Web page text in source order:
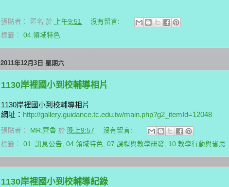
張貼者： 匿名 於 上午9:51
沒有留言:
標籤： 04.領域特色
2011年12月3日 星期六
1130岸裡國小到校輔導相片
1130岸裡國小到校輔導相片
網址： http://gallery.guidance.tc.edu.tw/main.php?g2_itemId=12048
張貼者： MR.齊魯 於 晚上9:57
沒有留言:
標籤： 01. 訊息公告 04.領域特色 07.課程與教學研發 10.教學行動與省思
1130岸裡國小到校輔導紀錄